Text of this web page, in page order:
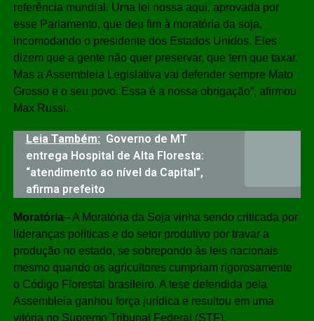
referência mundial. Uma lei nossa aqui, aprovada por
esse Parlamento, que deu fim à moratória da soja,
incomodando o presidente dos Estados Unidos. Eles
dizem que a gente não quer preservar, que tem que taxar.
Mas a Assembleia Legislativa vai defender sempre Mato
Grosso e o seu povo. Essa é a nossa obrigação”, afirmou
Max Russi.
Leia Também: Governo de MT
entrega Hospital de Alta Floresta:
“atendimento ao nível da Capital”,
afirma prefeito
Moratória– A Moratória da Soja vinha sendo criticada por
lideranças políticas e do setor produtivo por travar a
produção no estado, se sobrepondo às leis nacionais
mesmo quando os agricultores cumpriam rigorosamente
o Código Florestal brasileiro. A tese defendida pela
Assembleia ganhou força jurídica e resultou em uma
vitória no Supremo Tribunal Federal (STF).